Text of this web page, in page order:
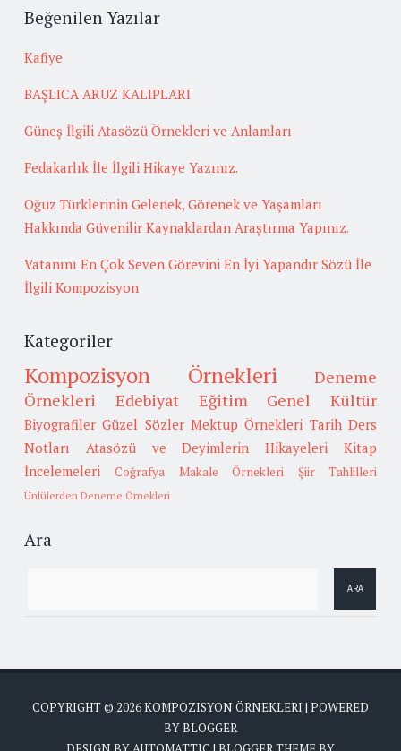
Beğenilen Yazılar
Kafiye
BAŞLICA ARUZ KALIPLARI
Güneş İlgili Atasözü Örnekleri ve Anlamları
Fedakarlık İle İlgili Hikaye Yazınız.
Oğuz Türklerinin Gelenek, Görenek ve Yaşamları
Hakkında Güvenilir Kaynaklardan Araştırma Yapınız.
Vatanını En Çok Seven Görevini En İyi Yapandır Sözü İle
İlgili Kompozisyon
Kategoriler
Kompozisyon Örnekleri
Deneme
Örnekleri
Edebiyat Eğitim Genel Kültür
Biyografiler Güzel Sözler Mektup Örnekleri Tarih Ders
Notları
Atasözü ve Deyimlerin Hikayeleri
Kitap
İncelemeleri
Coğrafya Makale Örnekleri Şiir Tahlilleri
Ünlülerden Deneme Örnekleri
Ara
COPYRIGHT © 2026KOMPOZISYON ÖRNEKLERI | POWERED
BYBLOGGER